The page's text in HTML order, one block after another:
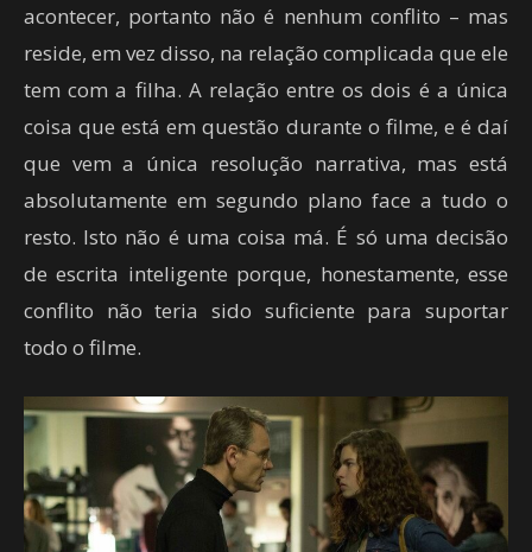
acontecer, portanto não é nenhum conflito – mas
reside, em vez disso, na relação complicada que ele
tem com a filha. A relação entre os dois é a única
coisa que está em questão durante o filme, e é daí
que vem a única resolução narrativa, mas está
absolutamente em segundo plano face a tudo o
resto. Isto não é uma coisa má. É só uma decisão
de escrita inteligente porque, honestamente, esse
conflito não teria sido suficiente para suportar
todo o filme.